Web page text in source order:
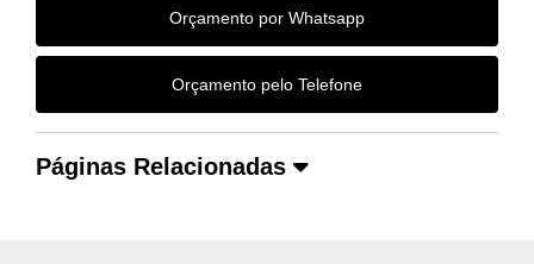
Orçamento por Whatsapp
Orçamento pelo Telefone
Páginas Relacionadas